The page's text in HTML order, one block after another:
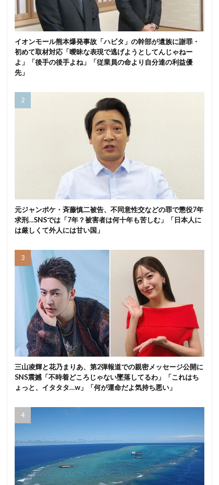
イオンモール熊本爆発事故「ハビタ」の幹部が遺族に謝罪・
初めて取材対応「曖昧な表現で逃げようとしてんじゃねー
よ」「後手の後手よね」「従業員の命より自分達の利益優
先」
元ジャンポケ・斉藤慎二被告、不同意性交などの罪で懲役7年
求刑…SNSでは「7年？被害者は何十年も苦しむ」「日本人に
は厳しくて外人には甘い国」
三山凌輝と花乃まりあ、第2弾報道での親密メッセージ公開に
SNS震撼「不時着どころじゃない墜落してるわ」「これはち
ょっと、イタタタ…w」「何が運命だよ気持ち悪い」